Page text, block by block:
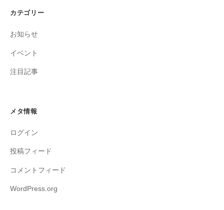
カテゴリー
お知らせ
イベント
注目記事
メタ情報
ログイン
投稿フィード
コメントフィード
WordPress.org